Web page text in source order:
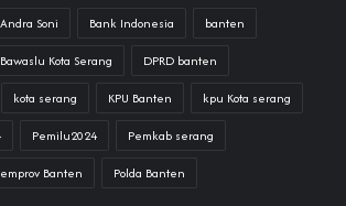
Andra Soni Bank Indonesia banten
Bawaslu Kota Serang DPRD banten
kota serang KPU Banten kpu Kota serang
Pemilu2024 Pemkab serang
Banten Polda Banten